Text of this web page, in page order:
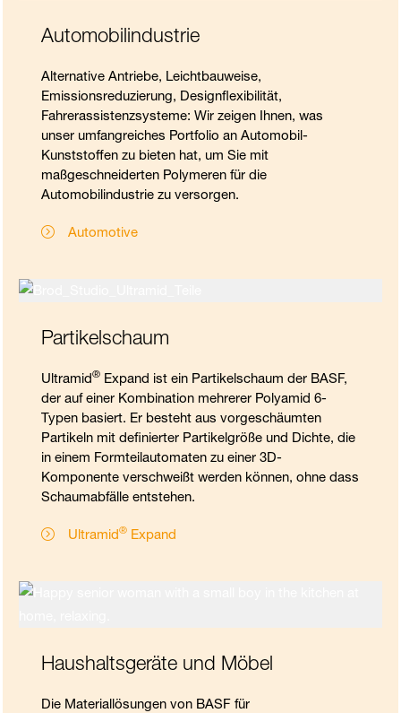
Automobilindustrie
Alternative Antriebe, Leichtbauweise,
Emissionsreduzierung, Designflexibilität,
Fahrerassistenzsysteme: Wir zeigen Ihnen, was
unser umfangreiches Portfolio an Automobil-
Kunststoffen zu bieten hat, um Sie mit
maßgeschneiderten Polymeren für die
Automobilindustrie zu versorgen.
Automotive
Partikelschaum
Ultramid® Expand ist ein Partikelschaum der BASF,
der auf einer Kombination mehrerer Polyamid 6-
Typen basiert. Er besteht aus vorgeschäumten
Partikeln mit definierter Partikelgröße und Dichte, die
in einem Formteilautomaten zu einer 3D-
Komponente verschweißt werden können, ohne dass
Schaumabfälle entstehen.
Ultramid® Expand
Haushaltsgeräte und Möbel
Die Materiallösungen von BASF für